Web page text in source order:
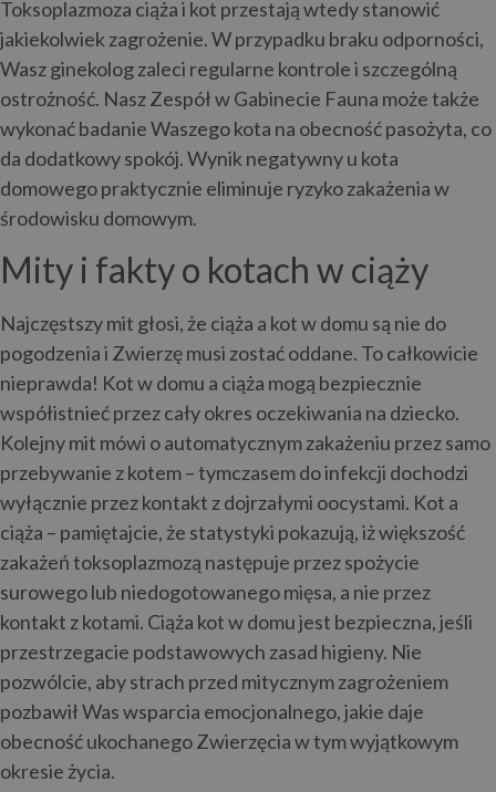
Toksoplazmoza ciąża i kot przestają wtedy stanowić
jakiekolwiek zagrożenie. W przypadku braku odporności,
Wasz ginekolog zaleci regularne kontrole i szczególną
ostrożność. Nasz Zespół w Gabinecie Fauna może także
wykonać badanie Waszego kota na obecność pasożyta, co
da dodatkowy spokój. Wynik negatywny u kota
domowego praktycznie eliminuje ryzyko zakażenia w
środowisku domowym.
Mity i fakty o kotach w ciąży
Najczęstszy mit głosi, że ciąża a kot w domu są nie do
pogodzenia i Zwierzę musi zostać oddane. To całkowicie
nieprawda! Kot w domu a ciąża mogą bezpiecznie
współistnieć przez cały okres oczekiwania na dziecko.
Kolejny mit mówi o automatycznym zakażeniu przez samo
przebywanie z kotem – tymczasem do infekcji dochodzi
wyłącznie przez kontakt z dojrzałymi oocystami. Kot a
ciąża – pamiętajcie, że statystyki pokazują, iż większość
zakażeń toksoplazmozą następuje przez spożycie
surowego lub niedogotowanego mięsa, a nie przez
kontakt z kotami. Ciąża kot w domu jest bezpieczna, jeśli
przestrzegacie podstawowych zasad higieny. Nie
pozwólcie, aby strach przed mitycznym zagrożeniem
pozbawił Was wsparcia emocjonalnego, jakie daje
obecność ukochanego Zwierzęcia w tym wyjątkowym
okresie życia.